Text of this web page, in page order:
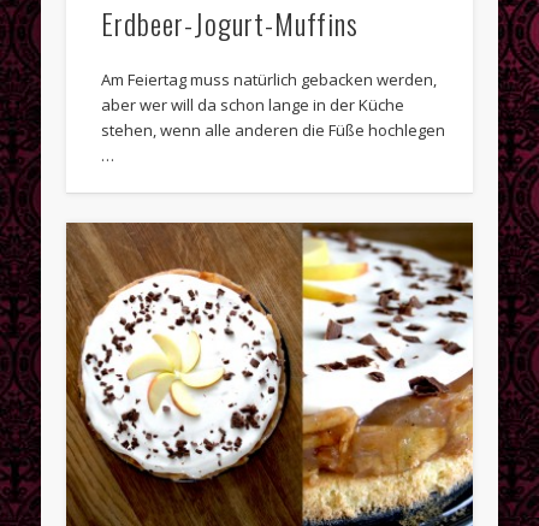
Erdbeer-Jogurt-Muffins
Am Feiertag muss natürlich gebacken werden,
aber wer will da schon lange in der Küche
stehen, wenn alle anderen die Füße hochlegen
…